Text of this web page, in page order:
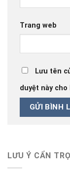
Trang web
Lưu tên
duyệt này
LƯU Ý CẨN